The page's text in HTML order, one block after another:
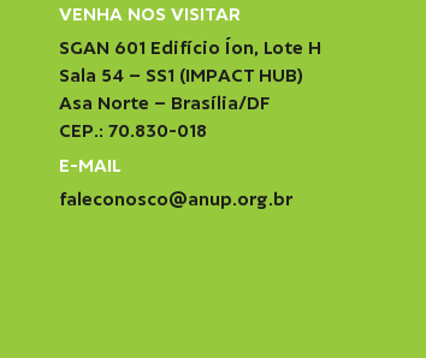
VENHA NOS VISITAR
SGAN 601 Edifício Íon, Lote H
Sala 54 – SS1 (IMPACT HUB)
Asa Norte – Brasília/DF
CEP.: 70.830-018
E-MAIL
faleconosco@anup.org.br